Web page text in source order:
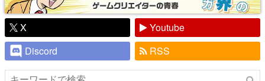
X
Youtube
Discord
RSS